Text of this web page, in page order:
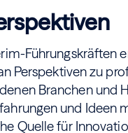
Führungskräften
Perspektiven zu
Branchen und
und Ideen
Quelle für